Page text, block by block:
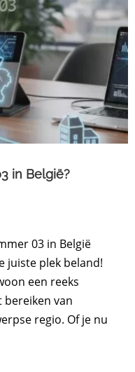
in België?
03 in België
juiste plek beland!
een reeks
van
regio. Of je nu